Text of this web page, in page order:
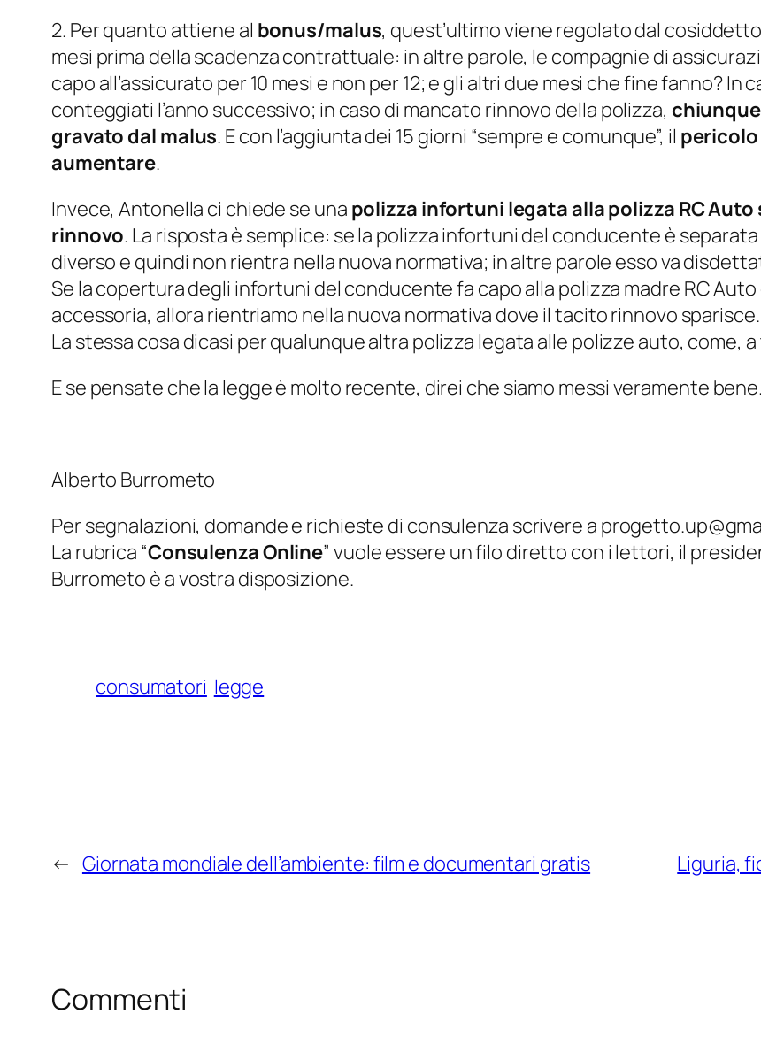
2. Per quanto attiene al bonus/malus, quest’ultimo viene regolato dal
mesi prima della scadenza contrattuale: in altre parole, le compagnie di
capo all’assicurato per 10 mesi e non per 12; e gli altri due mesi che fine fanno?
conteggiati l’anno successivo; in caso di mancato rinnovo della polizza,
gravato dal malus. E con l’aggiunta dei 15 giorni “sempre e comunque”, il
aumentare.
Invece, Antonella ci chiede se una polizza infortuni legata alla polizza RC
rinnovo. La risposta è semplice: se la polizza infortuni del conducente è
diverso e quindi non rientra nella nuova normativa; in altre parole esso va
Se la copertura degli infortuni del conducente fa capo alla polizza madre RC
accessoria, allora rientriamo nella nuova normativa dove il tacito rinnovo sparisce.
La stessa cosa dicasi per qualunque altra polizza legata alle polizze auto, come,
E se pensate che la legge è molto recente, direi che siamo messi veramente bene.
Alberto Burrometo
Per segnalazioni, domande e richieste di consulenza scrivere a
La rubrica “Consulenza Online” vuole essere un filo diretto con i lettori, il
Burrometo è a vostra disposizione.
consumatori legge
← Giornata mondiale dell’ambiente: film e documentari gratis Liguria,
Commenti